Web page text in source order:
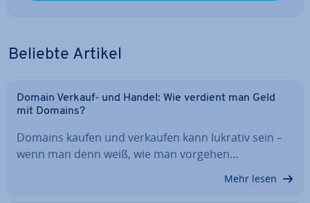
Beliebte Artikel
Domain Verkauf- und Handel: Wie verdient man Geld
mit Domains?
Domains kaufen und verkaufen kann lukrativ sein –
wenn man denn weiß, wie man vorgehen…
Mehr lesen